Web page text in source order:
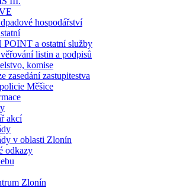
hospodářství
POINT a ostatní služby
listin a podpisů
komise
zasedání zastupitestva
Měšice
akcí
v oblasti Zlonín
odkazy
Zlonín